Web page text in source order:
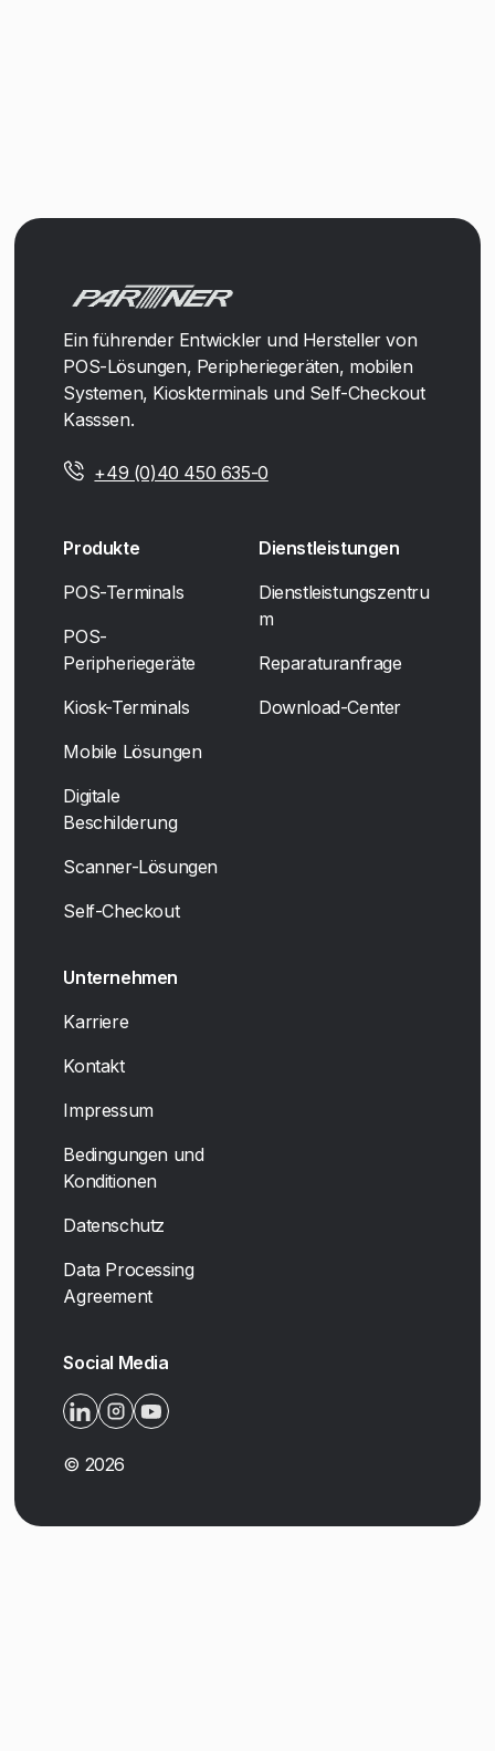
Ein führender Entwickler und Hersteller von
POS-Lösungen, Peripheriegeräten, mobilen
Systemen, Kioskterminals und Self-Checkout
Kasssen.
+49 (0)40 450 635-0
Produkte
POS-Terminals
POS-
Peripheriegeräte
Kiosk-Terminals
Mobile Lösungen
Digitale
Beschilderung
Scanner-Lösungen
Self-Checkout
Dienstleistungen
Dienstleistungszentru
m
Reparaturanfrage
Download-Center
Unternehmen
Karriere
Kontakt
Impressum
Bedingungen und
Konditionen
Datenschutz
Data Processing
Agreement
Social Media
© 2026